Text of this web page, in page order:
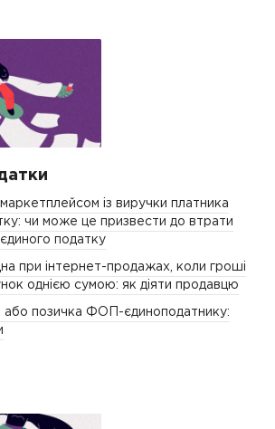
маркетплейсом із виручки платника
чи може це призвести до втрати
податку
при інтернет-продажах, коли гроші
однією сумою: як діяти продавцю
позичка ФОП-єдиноподатнику: